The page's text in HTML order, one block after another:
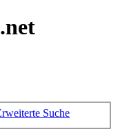
Suche